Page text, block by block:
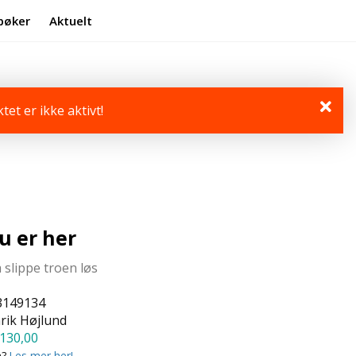
Aktuelt
er ikke aktivt!
er her
slippe troen løs
Højlund
130,00